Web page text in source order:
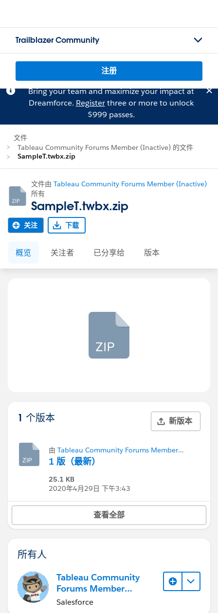
Trailblazer Community
注册
Bring your team and maximize your impact at
Dreamforce. Registerthree or more to unlock
$999 passes.
文件
Tableau Community Forums Member (Inactive) 的文件
SampleT.twbx.zip
文件由 Tableau Community Forums Member (Inactive)
所有
SampleT.twbx.zip
关注 下载
概览 关注者 已分享给 版本
1 个版本 新版本
由 Tableau Community Forums Member
(Inactive)添加
1 版（最新）
25.1 KB
2020年4月29日 下午3:43
查看全部
所有人
Tableau Community
Forums Member
(Inactive)
Salesforce